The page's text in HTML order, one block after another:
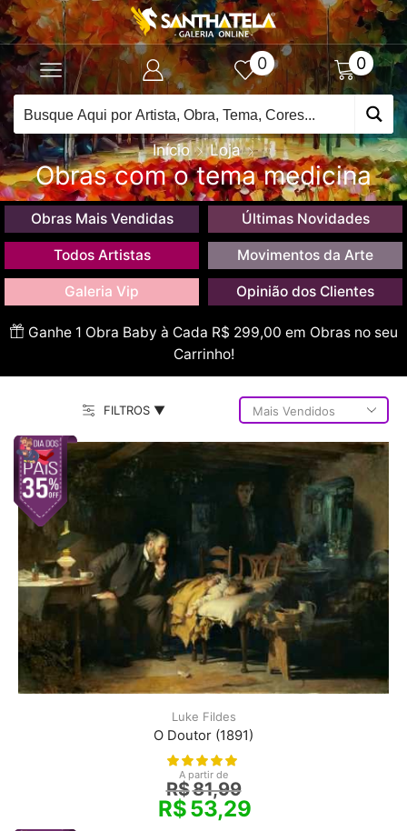
0 0
Início Loja
Obras com o tema medicina
Obras Mais Vendidas Últimas Novidades
Todos Artistas Movimentos da Arte
Galeria Vip Opinião dos Clientes
Ganhe 1 Obra Baby à Cada R$ 299,00 em Obras no seu
Carrinho!
FILTROS ▼
Luke Fildes
O Doutor (1891)
A partir de
R$81,99
R$53,29